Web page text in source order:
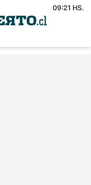
09:21 HS.